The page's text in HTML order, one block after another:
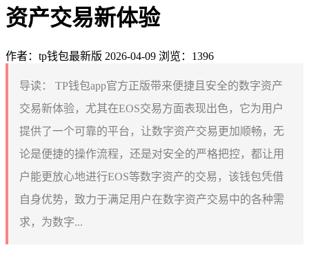
资产交易新体验
作者：tp钱包最新版 2026-04-09 浏览：1396
导读：
TP钱包app官方正版带来便捷且安全的数字资产
交易新体验，尤其在EOS交易方面表现出色，它为用户
提供了一个可靠的平台，让数字资产交易更加顺畅，无
论是便捷的操作流程，还是对安全的严格把控，都让用
户能更放心地进行EOS等数字资产的交易，该钱包凭借
自身优势，致力于满足用户在数字资产交易中的各种需
求，为数字...